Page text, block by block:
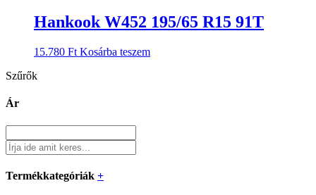
Hankook W452 195/65 R15 91T
15.780 Ft Kosárba teszem
Szűrők
Ár
Termékkategóriák +